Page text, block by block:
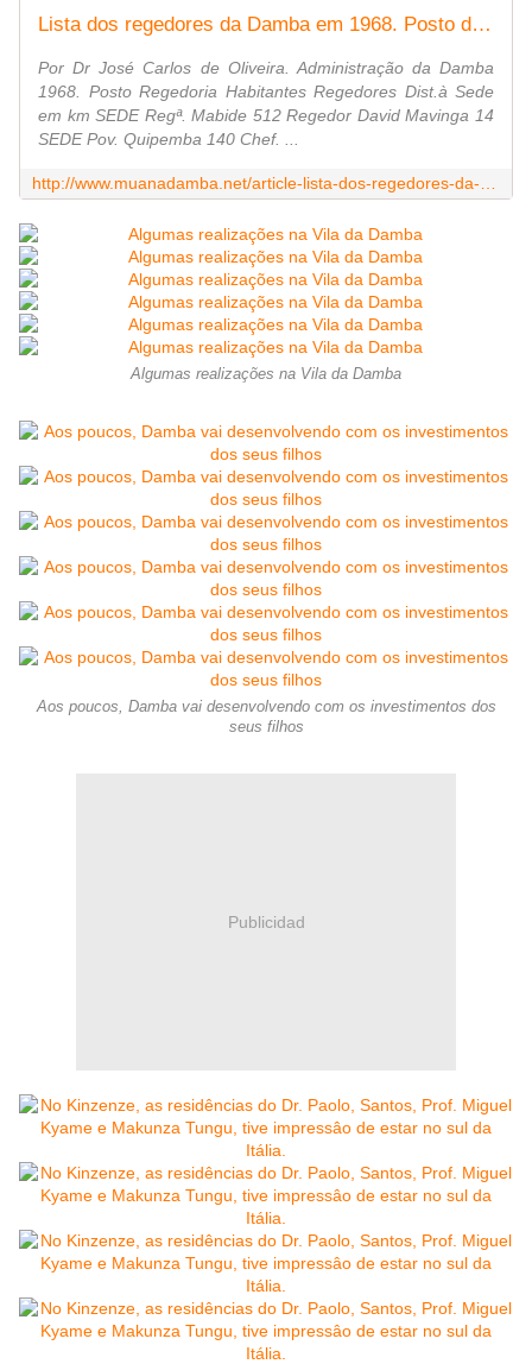
Lista dos regedores da Damba em 1968. Posto da Sede. - Portal do Uíge e da Cultura Kongo
Por Dr José Carlos de Oliveira. Administração da Damba
1968. Posto Regedoria Habitantes Regedores Dist.à Sede
em km SEDE Regª. Mabide 512 Regedor David Mavinga 14
SEDE Pov. Quipemba 140 Chef. ...
Algumas realizações na Vila da Damba
Aos poucos, Damba vai desenvolvendo com os investimentos dos
seus filhos
Publicidad